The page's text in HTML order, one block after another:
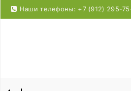
Наши телефоны: +7 (912) 295-